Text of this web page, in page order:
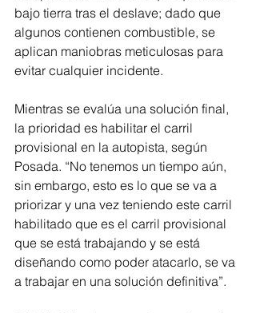
bajo tierra tras el deslave; dado que
algunos contienen combustible, se
aplican maniobras meticulosas para
evitar cualquier incidente.
Mientras se evalúa una solución final,
la prioridad es habilitar el carril
provisional en la autopista, según
Posada. “No tenemos un tiempo aún,
sin embargo, esto es lo que se va a
priorizar y una vez teniendo este carril
habilitado que es el carril provisional
que se está trabajando y se está
diseñando como poder atacarlo, se va
a trabajar en una solución definitiva”.